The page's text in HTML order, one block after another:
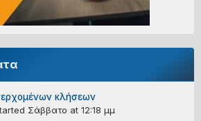
κλήσεων
Σάββατο at 12:18 μμ